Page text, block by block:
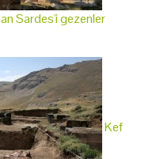
Sardes'i gezenler
Kef